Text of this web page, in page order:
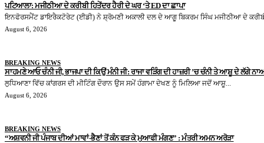
ਪਟਿਆਲਾ: ਮਜੀਠੀਆ ਦੇ ਕਰੀਬੀ ਹਿਤੇਂਦਰ ਹੈਰੀ ਦੇ ਘਰ ‘ਤੇ ED ਦਾ ਛਾਪਾ
ਇਨਫੋਰਸਮੈਂਟ ਡਾਇਰੈਕਟੋਰੇਟ (ਈਡੀ) ਨੇ ਸ਼੍ਰੋਮਣੀ ਅਕਾਲੀ ਦਲ ਦੇ ਆਗੂ ਬਿਕਰਮ ਸਿੰਘ ਮਜੀਠੀਆ ਦੇ
August 6, 2026
BREAKING NEWS
ਸਾਹਮਣੇ ਆਓ ਚੰਨੀ ਜੀ, ਭਾਜਪਾ ਦੀ ਕਿਉਂ ਮੰਨੀ ਜੀ: ਰਾਜਾ ਵੜਿੰਗ ਦੀ ਹਾਜ਼ਰੀ ’ਚ ਚੰਨੀ ਤੇ ਆਸ਼ੂ ਦੇ ਲੱਗੇ
ਲੁਧਿਆਣਾ ਵਿੱਚ ਕਾਂਗਰਸ ਦੀ ਮੀਟਿੰਗ ਦੌਰਾਨ ਉਸ ਸਮੇਂ ਹੰਗਾਮਾ ਦੇਖਣ ਨੂੰ ਮਿਲਿਆ ਜਦੋਂ ਆਸ਼ੂ...
August 6, 2026
BREAKING NEWS
“ਅਸ਼ਵਨੀ ਜੀ ਪੰਜਾਬ ਦੀਆਂ ਮਾਵਾਂ-ਭੈਣਾਂ ਤੋਂ ਕੰਨ ਫੜ ਕੇ ਮੁਆਫੀ ਮੰਗਣ” : ਮੰਤਰੀ ਅਮਨ ਅਰੋੜਾ